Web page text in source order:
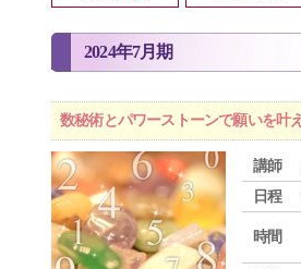
2024年7月期
数秘術とパワーストーンで願いを叶
講師
日程
時間